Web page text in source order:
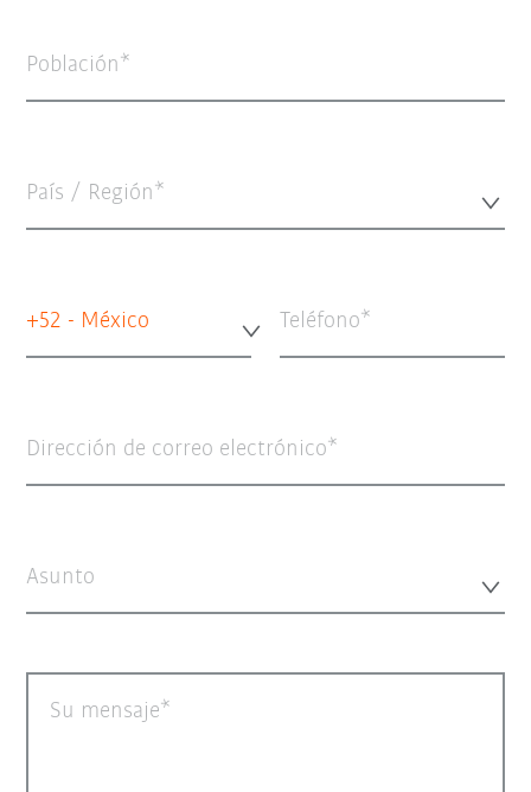
Población
País / Región*
+52 - México Teléfono
Dirección de correo electrónico
Asunto
Su mensaje